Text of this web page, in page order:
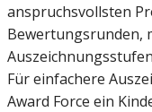
anspruchsvollsten
Bewertungsrunden,
Für einfachere
Award Force ein